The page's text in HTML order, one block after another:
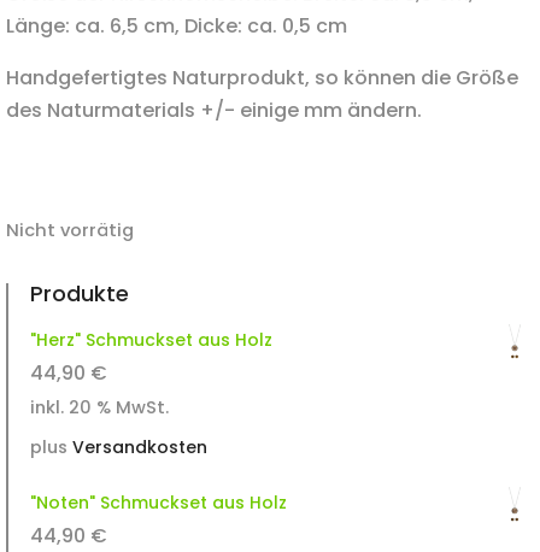
Länge: ca. 6,5 cm, Dicke: ca. 0,5 cm
Handgefertigtes Naturprodukt, so können die Größe
des Naturmaterials +/- einige mm ändern.
Nicht vorrätig
Produkte
"Herz" Schmuckset aus Holz
44,90 €
inkl. 20 % MwSt.
plus Versandkosten
"Noten" Schmuckset aus Holz
44,90 €